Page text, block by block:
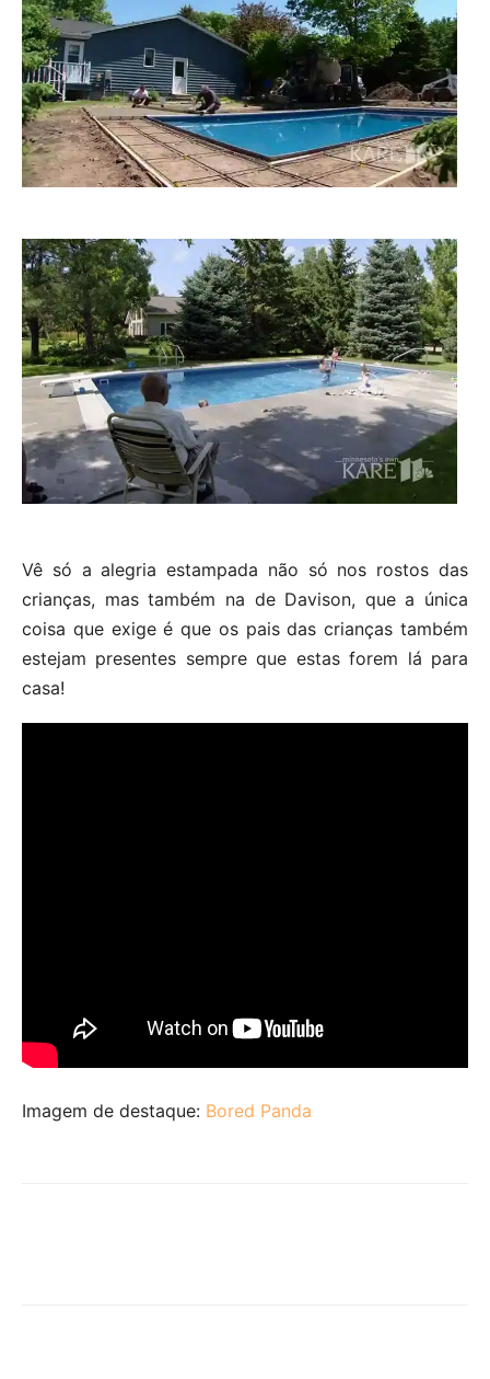
Vê só a alegria estampada não só nos rostos das
crianças, mas também na de Davison, que a única
coisa que exige é que os pais das crianças também
estejam presentes sempre que estas forem lá para
casa!
Imagem de destaque: Bored Panda